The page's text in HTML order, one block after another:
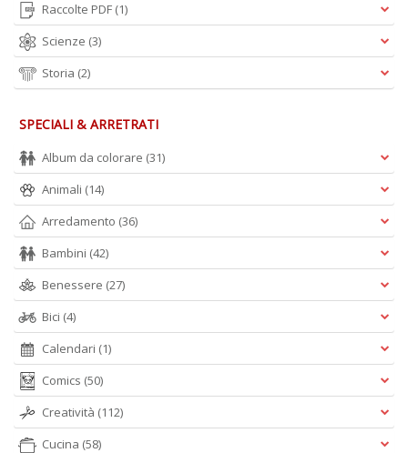
Raccolte PDF (1)
Scienze (3)
Storia (2)
SPECIALI & ARRETRATI
Album da colorare (31)
Animali (14)
Arredamento (36)
Bambini (42)
Benessere (27)
Bici (4)
Calendari (1)
Comics (50)
Creatività (112)
Cucina (58)